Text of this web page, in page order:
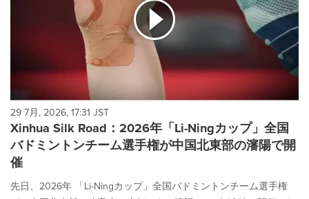
29 7月, 2026, 17:31 JST
Xinhua Silk Road：2026年「Li-Ningカップ」全国
バドミントンチーム選手権が中国北東部の瀋陽で開
催
先日、2026年 「Li-Ningカップ」全国バドミントンチーム選手権